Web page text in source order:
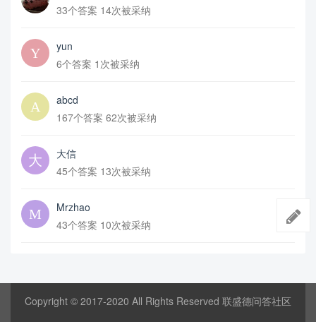
33个答案 14次被采纳
yun
6个答案 1次被采纳
abcd
167个答案 62次被采纳
大信
45个答案 13次被采纳
Mrzhao
43个答案 10次被采纳
Copyright © 2017-2020 All Rights Reserved 联盛德问答社区